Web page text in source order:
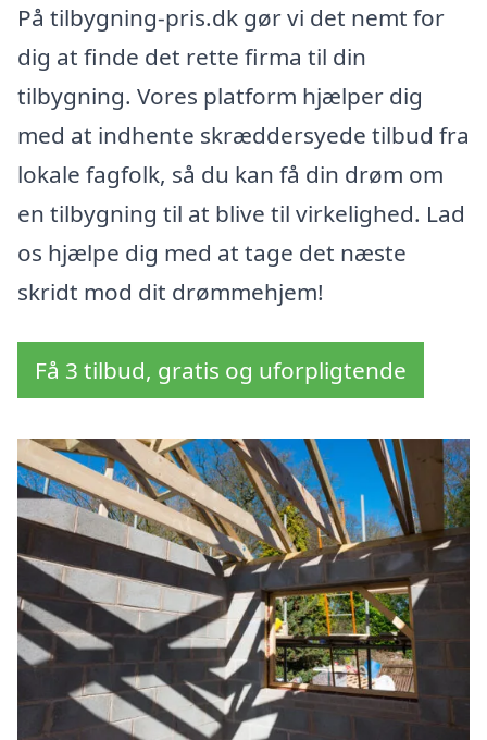
På tilbygning-pris.dk gør vi det nemt for
dig at finde det rette firma til din
tilbygning. Vores platform hjælper dig
med at indhente skræddersyede tilbud fra
lokale fagfolk, så du kan få din drøm om
en tilbygning til at blive til virkelighed. Lad
os hjælpe dig med at tage det næste
skridt mod dit drømmehjem!
Få 3 tilbud, gratis og uforpligtende